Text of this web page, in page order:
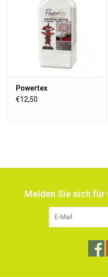
Powertex
€12,50
Melden Sie sich